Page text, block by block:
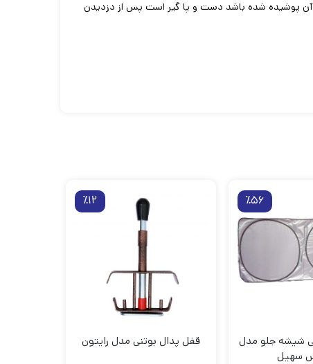
آن پوشیده شده باشد دست و پا گیر است پس از دزدیدن
٪56
شیشه جلو مدل
سهیل
٪12
قفل پدال بوتنی مدل رایتون